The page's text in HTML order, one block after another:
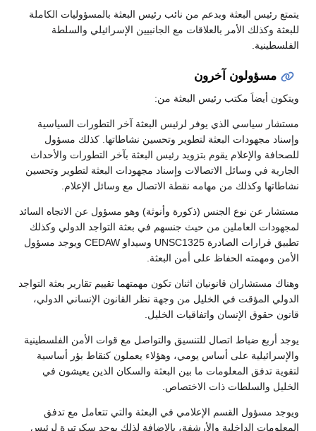
يتمتع رئيس البعثة وبدعم من نائب رئيس البعثة بالمسؤوليات الكاملة
للبعثة وكذلك الأمر بالعلاقات مع الجانبيين الإسرائيلي والسلطة
الفلسطينية.
مسؤولون آخرون
ويتكون أيضاَ مكتب رئيس البعثة من:
مستشار سياسي الذي يوفر لرئيس البعثة آخر التطورات السياسية
وإسناد مجهودات البعثة لتطوير وتحسين نشاطاتها. كذلك مسؤول
للصحافة والإعلام يقوم بتزويد رئيس البعثة بآخر التطورات والأحداث
الجارية في وسائل الاتصالات وإسناد مجهودات البعثة لتطوير وتحسين
نشاطاتها وكذلك من مهامه نقطة الاتصال مع وسائل الإعلام.
مستشار عن نوع الجنس (ذكورة وأنوثة) وهو مسؤول عن الاتجاه السائد
لمجهودات العاملين من حيث جنسهم في بعثة التواجد الدولي وكذلك
تطبيق قرارات الصادرة UNSC1325 وسيداو CEDAW ويوجد مسؤول
الأمن ومهمته الحفاظ على أمن البعثة.
وهناك مستشاران قانونيان اثنان تكون مهمتهما تقييم تقارير بعثة التواجد
الدولي المؤقت في الخليل من وجهة نظر القانون الإنساني الدولي،
قانون حقوق الإنسان واتفاقيات الخليل.
يوجد أربع ضباط اتصال للتنسيق والتواصل مع قوات الأمن الفلسطينية
والإسرائيلية على أساس يومي، وهؤلاء يعملون كنقاط بؤر أساسية
لتقوية تدفق المعلومات ما بين البعثة والسكان الذين يعيشون في
الخليل والسلطات ذات الاختصاص.
ويوجد مسؤول القسم الإعلامي في البعثة والتي تتعامل مع تدفق
المعلومات الداخلية والأرشفة، بالإضافة لذلك يوجد سكرتيرة لرئيس